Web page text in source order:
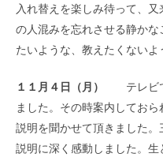
入れ替えを楽しみ待って、
の人混みを忘れさせる静かな
たいような、教えたくないよ
１１月４日（月）
テレビで
ました。その時案内してお
説明を聞かせて頂きました
説明に深く感動しました。